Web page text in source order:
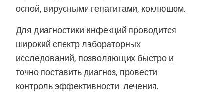
оспой, вирусными гепатитами, коклюшом.
Для диагностики инфекций проводится
широкий спектр лабораторных
исследований, позволяющих быстро и
точно поставить диагноз, провести
контроль эффективности лечения.